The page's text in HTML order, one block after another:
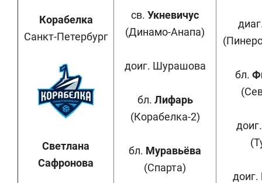
Корабелка
Санкт-Петербург
Светлана
Сафронова
св. Укневичус
(Динамо-Анапа)
доиг. Шурашова
бл. Лифарь
(Корабелка-2)
бл. Муравьёва
(Спарта)
бл.
доиг.